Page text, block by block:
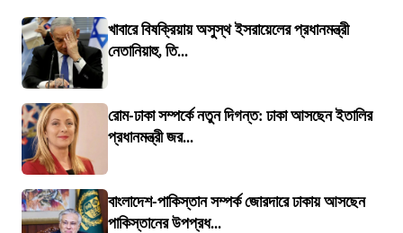
খাবারে বিষক্রিয়ায় অসুস্থ ইসরায়েলের প্রধানমন্ত্রী
নেতানিয়াহু, তি...
রোম-ঢাকা সম্পর্কে নতুন দিগন্ত: ঢাকা আসছেন ইতালির
প্রধানমন্ত্রী জর...
বাংলাদেশ-পাকিস্তান সম্পর্ক জোরদারে ঢাকায় আসছেন
পাকিস্তানের উপপ্রধ...